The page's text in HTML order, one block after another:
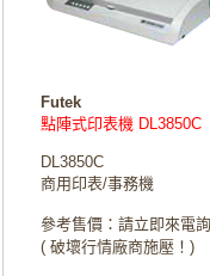
Futek
點陣式印表機 DL3850C
DL3850C
商用印表/事務機
參考售價：請立即來電
( 破壞行情廠商施壓！)